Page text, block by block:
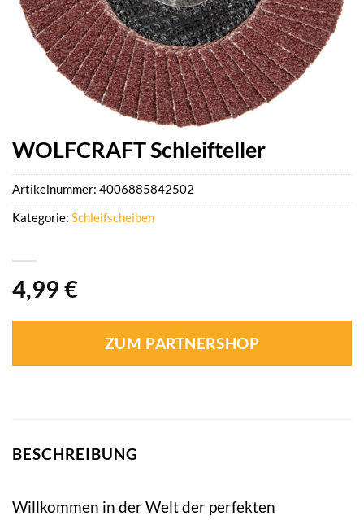
WOLFCRAFT Schleifteller
4,99 €
ZUM PARTNERSHOP
Artikelnummer: 4006885842502
Kategorie: Schleifscheiben
BESCHREIBUNG
Willkommen in der Welt der perfekten